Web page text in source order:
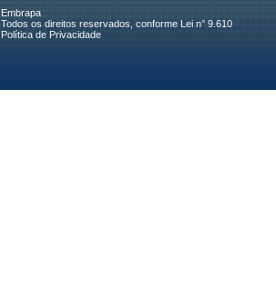
Embrapa
Todos os direitos reservados, conforme Lei n° 9.610
Política de Privacidade